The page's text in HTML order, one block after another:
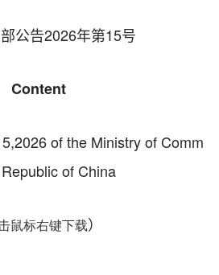
公告2026年第15号
Content
of the Ministry of Comm
of China
鼠标右键下载）